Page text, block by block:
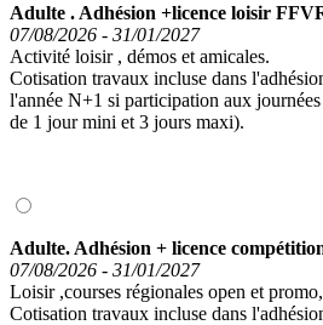
Adulte . Adhésion +licence loisir
07/08/2026 - 31/01/2027
Activité loisir , démos et amicales.
Cotisation travaux incluse dans
l'année N+1 si participation aux
de 1 jour mini et 3 jours maxi).
Adulte. Adhésion + licence
07/08/2026 - 31/01/2027
Loisir ,courses régionales open et
Cotisation travaux incluse dans